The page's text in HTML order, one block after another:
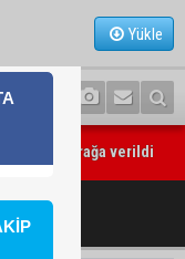
Yükle
toprağa verildi